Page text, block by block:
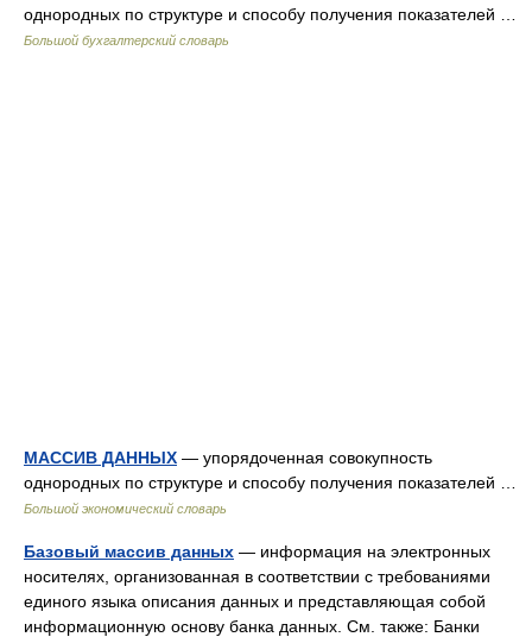
однородных по структуре и способу получения показателей …
Большой бухгалтерский словарь
МАССИВ ДАННЫХ — упорядоченная совокупность
однородных по структуре и способу получения показателей …
Большой экономический словарь
Базовый массив данных — информация на электронных
носителях, организованная в соответствии с требованиями
единого языка описания данных и представляющая собой
информационную основу банка данных. См. также: Банки